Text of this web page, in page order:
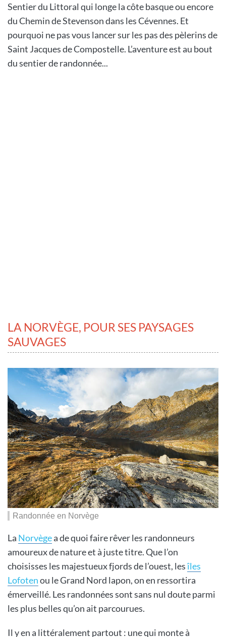
Sentier du Littoral qui longe la côte basque ou encore
du Chemin de Stevenson dans les Cévennes. Et
pourquoi ne pas vous lancer sur les pas des pèlerins de
Saint Jacques de Compostelle. L’aventure est au bout
du sentier de randonnée...
LA NORVÈGE, POUR SES PAYSAGES
SAUVAGES
Randonnée en Norvège
La Norvègea de quoi faire rêver les randonneurs
amoureux de nature et à juste titre. Que l’on
choisisses les majestueux fjords de l’ouest, lesîles
Lofotenou le Grand Nord lapon, on en ressortira
émerveillé. Les randonnées sont sans nul doute parmi
les plus belles qu’on ait parcourues.
Il y en a littéralement partout : une qui monte à